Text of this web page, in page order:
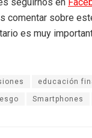
seguirnos en
comentar sobre
es muy
educación
Smartphones